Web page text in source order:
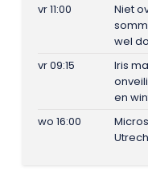
vr 11:00
Niet
wel
vr 09:15
Iris
en
wo 16:00